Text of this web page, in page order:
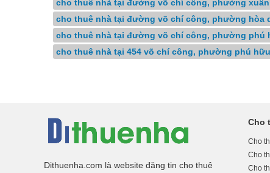
cho thuê nhà tại đường võ chí công, phường
cho thuê nhà tại đường võ chí công, phường hòa
cho thuê nhà tại đường võ chí công, phường phú
cho thuê nhà tại 454 võ chí công, phường phú
Cho
Cho
Cho
Cho
Dithuenha.com là website đăng tin cho thuê